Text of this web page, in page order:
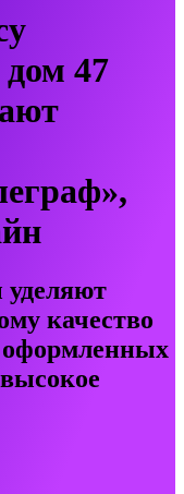
47
качество
оформленных